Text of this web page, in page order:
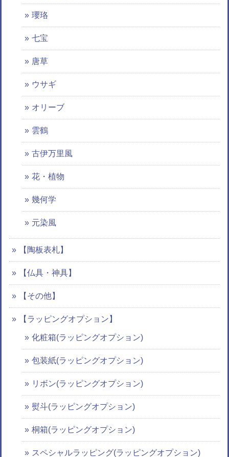
瓔珞
七宝
唐草
ウサギ
オリーブ
雲鶴
古伊万里風
花・植物
幾何学
元染風
【陶板表札】
【仏具・神具】
【その他】
【ラッピングオプション】
化粧箱(ラッピングオプション)
包装紙(ラッピングオプション)
リボン(ラッピングオプション)
熨斗(ラッピングオプション)
桐箱(ラッピングオプション)
スペシャルラッピング(ラッピングオプション)